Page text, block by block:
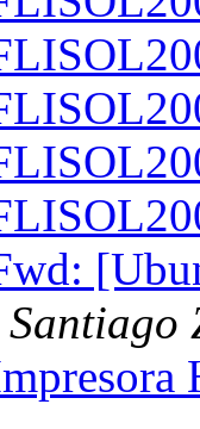
Santiago